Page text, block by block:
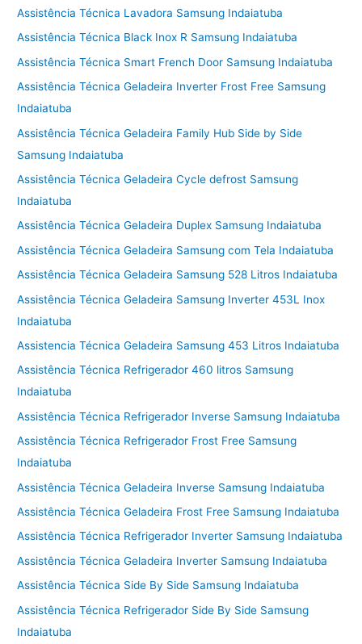
Assistência Técnica Lavadora Samsung Indaiatuba
Assistência Técnica Black Inox R Samsung Indaiatuba
Assistência Técnica Smart French Door Samsung Indaiatuba
Assistência Técnica Geladeira Inverter Frost Free Samsung
Indaiatuba
Assistência Técnica Geladeira Family Hub Side by Side
Samsung Indaiatuba
Assistência Técnica Geladeira Cycle defrost Samsung
Indaiatuba
Assistência Técnica Geladeira Duplex Samsung Indaiatuba
Assistência Técnica Geladeira Samsung com Tela Indaiatuba
Assistência Técnica Geladeira Samsung 528 Litros Indaiatuba
Assistência Técnica Geladeira Samsung Inverter 453L Inox
Indaiatuba
Assistencia Técnica Geladeira Samsung 453 Litros Indaiatuba
Assistência Técnica Refrigerador 460 litros Samsung
Indaiatuba
Assistência Técnica Refrigerador Inverse Samsung Indaiatuba
Assistência Técnica Refrigerador Frost Free Samsung
Indaiatuba
Assistência Técnica Geladeira Inverse Samsung Indaiatuba
Assistência Técnica Geladeira Frost Free Samsung Indaiatuba
Assistência Técnica Refrigerador Inverter Samsung Indaiatuba
Assistência Técnica Geladeira Inverter Samsung Indaiatuba
Assistência Técnica Side By Side Samsung Indaiatuba
Assistência Técnica Refrigerador Side By Side Samsung
Indaiatuba